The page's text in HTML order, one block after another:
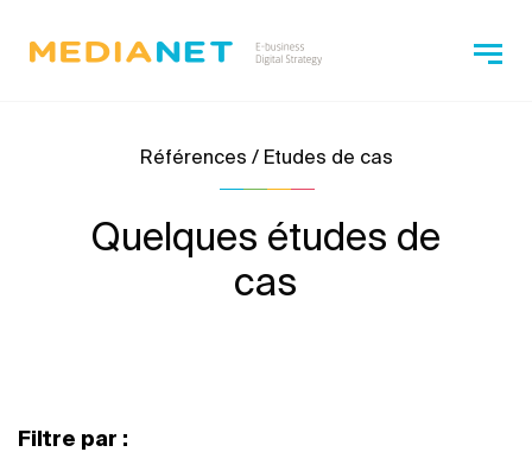
Références / Etudes de cas
Quelques études de
cas
Filtre par :